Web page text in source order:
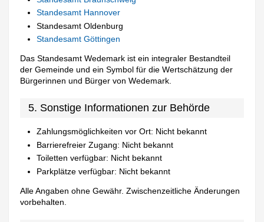
Standesamt Hannover
Standesamt Oldenburg
Standesamt Göttingen
Das Standesamt Wedemark ist ein integraler Bestandteil
der Gemeinde und ein Symbol für die Wertschätzung der
Bürgerinnen und Bürger von Wedemark.
5. Sonstige Informationen zur Behörde
Zahlungsmöglichkeiten vor Ort: Nicht bekannt
Barrierefreier Zugang: Nicht bekannt
Toiletten verfügbar: Nicht bekannt
Parkplätze verfügbar: Nicht bekannt
Alle Angaben ohne Gewähr. Zwischenzeitliche Änderungen
vorbehalten.